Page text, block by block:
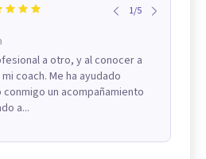
1/5
a otro, y al conocer a
coach. Me ha ayudado
conmigo un acompañamiento
a...